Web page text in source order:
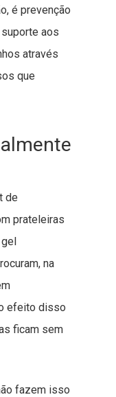
é prevenção
aos
através
que
de
prateleiras
na
efeito disso
ficam sem
fazem isso